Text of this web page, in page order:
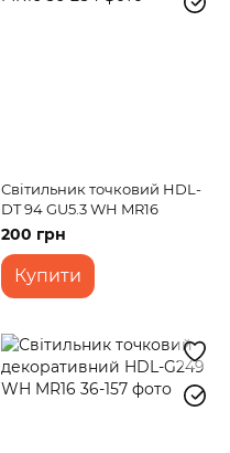
Світильник точковий HDL-
DT 94 GU5.3 WH MR16
200 грн
Купити